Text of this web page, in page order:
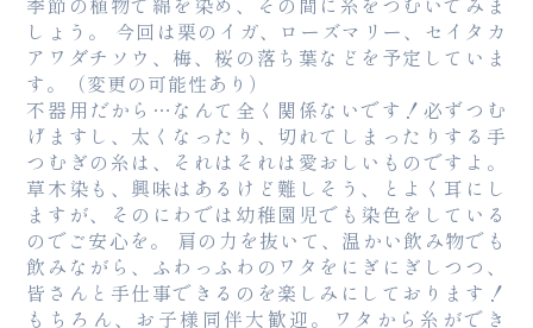
しょう。 今回は栗のイガ、ローズマリー、セイタカ
アワダチソウ、梅、桜の落ち葉などを予定していま
す。（変更の可能性あり）
不器用だから…なんて全く関係ないです！必ずつむ
げますし、太くなったり、切れてしまったりする手
つむぎの糸は、それはそれは愛おしいものですよ。
草木染も、興味はあるけど難しそう、とよく耳にし
ますが、そのにわでは幼稚園児でも染色をしている
のでご安心を。 肩の力を抜いて、温かい飲み物でも
飲みながら、ふわっふわのワタをにぎにぎしつつ、
皆さんと手仕事できるのを楽しみにしております！
もちろん、お子様同伴大歓迎。ワタから糸ができ